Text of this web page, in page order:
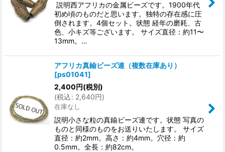
説明西アフリカの金属ビーズです。1900年代
初め頃のものだと思います。独特の存在感に圧
倒されます。4個セット。状態 経年の磨耗、古
色、小キズ等ございます。 サイズ直径：約11〜
13mm。…
アフリカ真鍮ビーズ連（複数在庫あり）
[ps01041]
2,400円(税別)
(税込: 2,640円)
在庫なし
説明小さな粒の真鍮ビーズ連です。状態 写真の
ものと同様のものをお送りいたします。 サイズ
直径：約2mm。高さ：約4mm。穴径：約
0.5mm。全長：約82cm。